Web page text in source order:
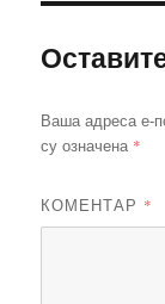
Ваша адреса е-
су означена *
КОМЕНТАР *